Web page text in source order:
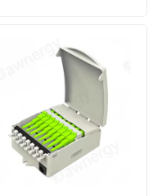
منتجات
أشرطة فيديو
معلومات عنا